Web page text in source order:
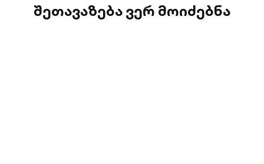
შეთავაზება ვერ მოიძებნა